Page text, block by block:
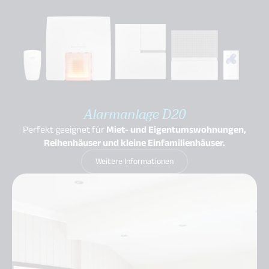
Alarmanlage D20
Perfekt geeignet fürMiet- und Eigentumswohnungen,
Reihenhäuser und kleine Einfamilienhäuser.
Weitere Informationen